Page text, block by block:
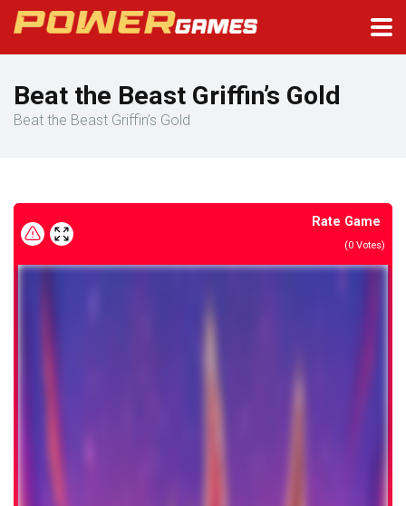
Beat the Beast Griffin’s Gold
Beat the Beast Griffin’s Gold
Rate Game
(0 Votes)